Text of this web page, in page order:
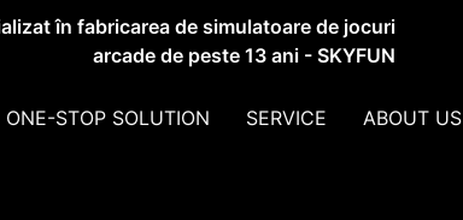
în fabricarea de simulatoare de jocuri
arcade de peste 13 ani - SKYFUN
ONE-STOP SOLUTION SERVICE ABOUT US